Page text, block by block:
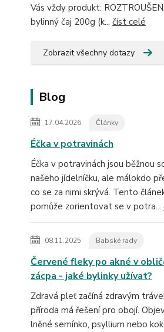
Vás vždy produkt:
bylinný čaj 200g (k... číst celé
Zobrazit všechny dotazy
Blog
17.04.2026 Články
Éčka v potravinách
Éčka v potravinách jsou běžnou
našeho jídelníčku, ale málokdo
co se za nimi skrývá. Tento
pomůže zorientovat se v potra...
08.11.2025 Babské rady
Červené fleky po akné v
zácpa - jaké bylinky užívat?
Zdravá pleť začíná zdravým
příroda má řešení pro obojí.
lněné semínko, psyllium nebo